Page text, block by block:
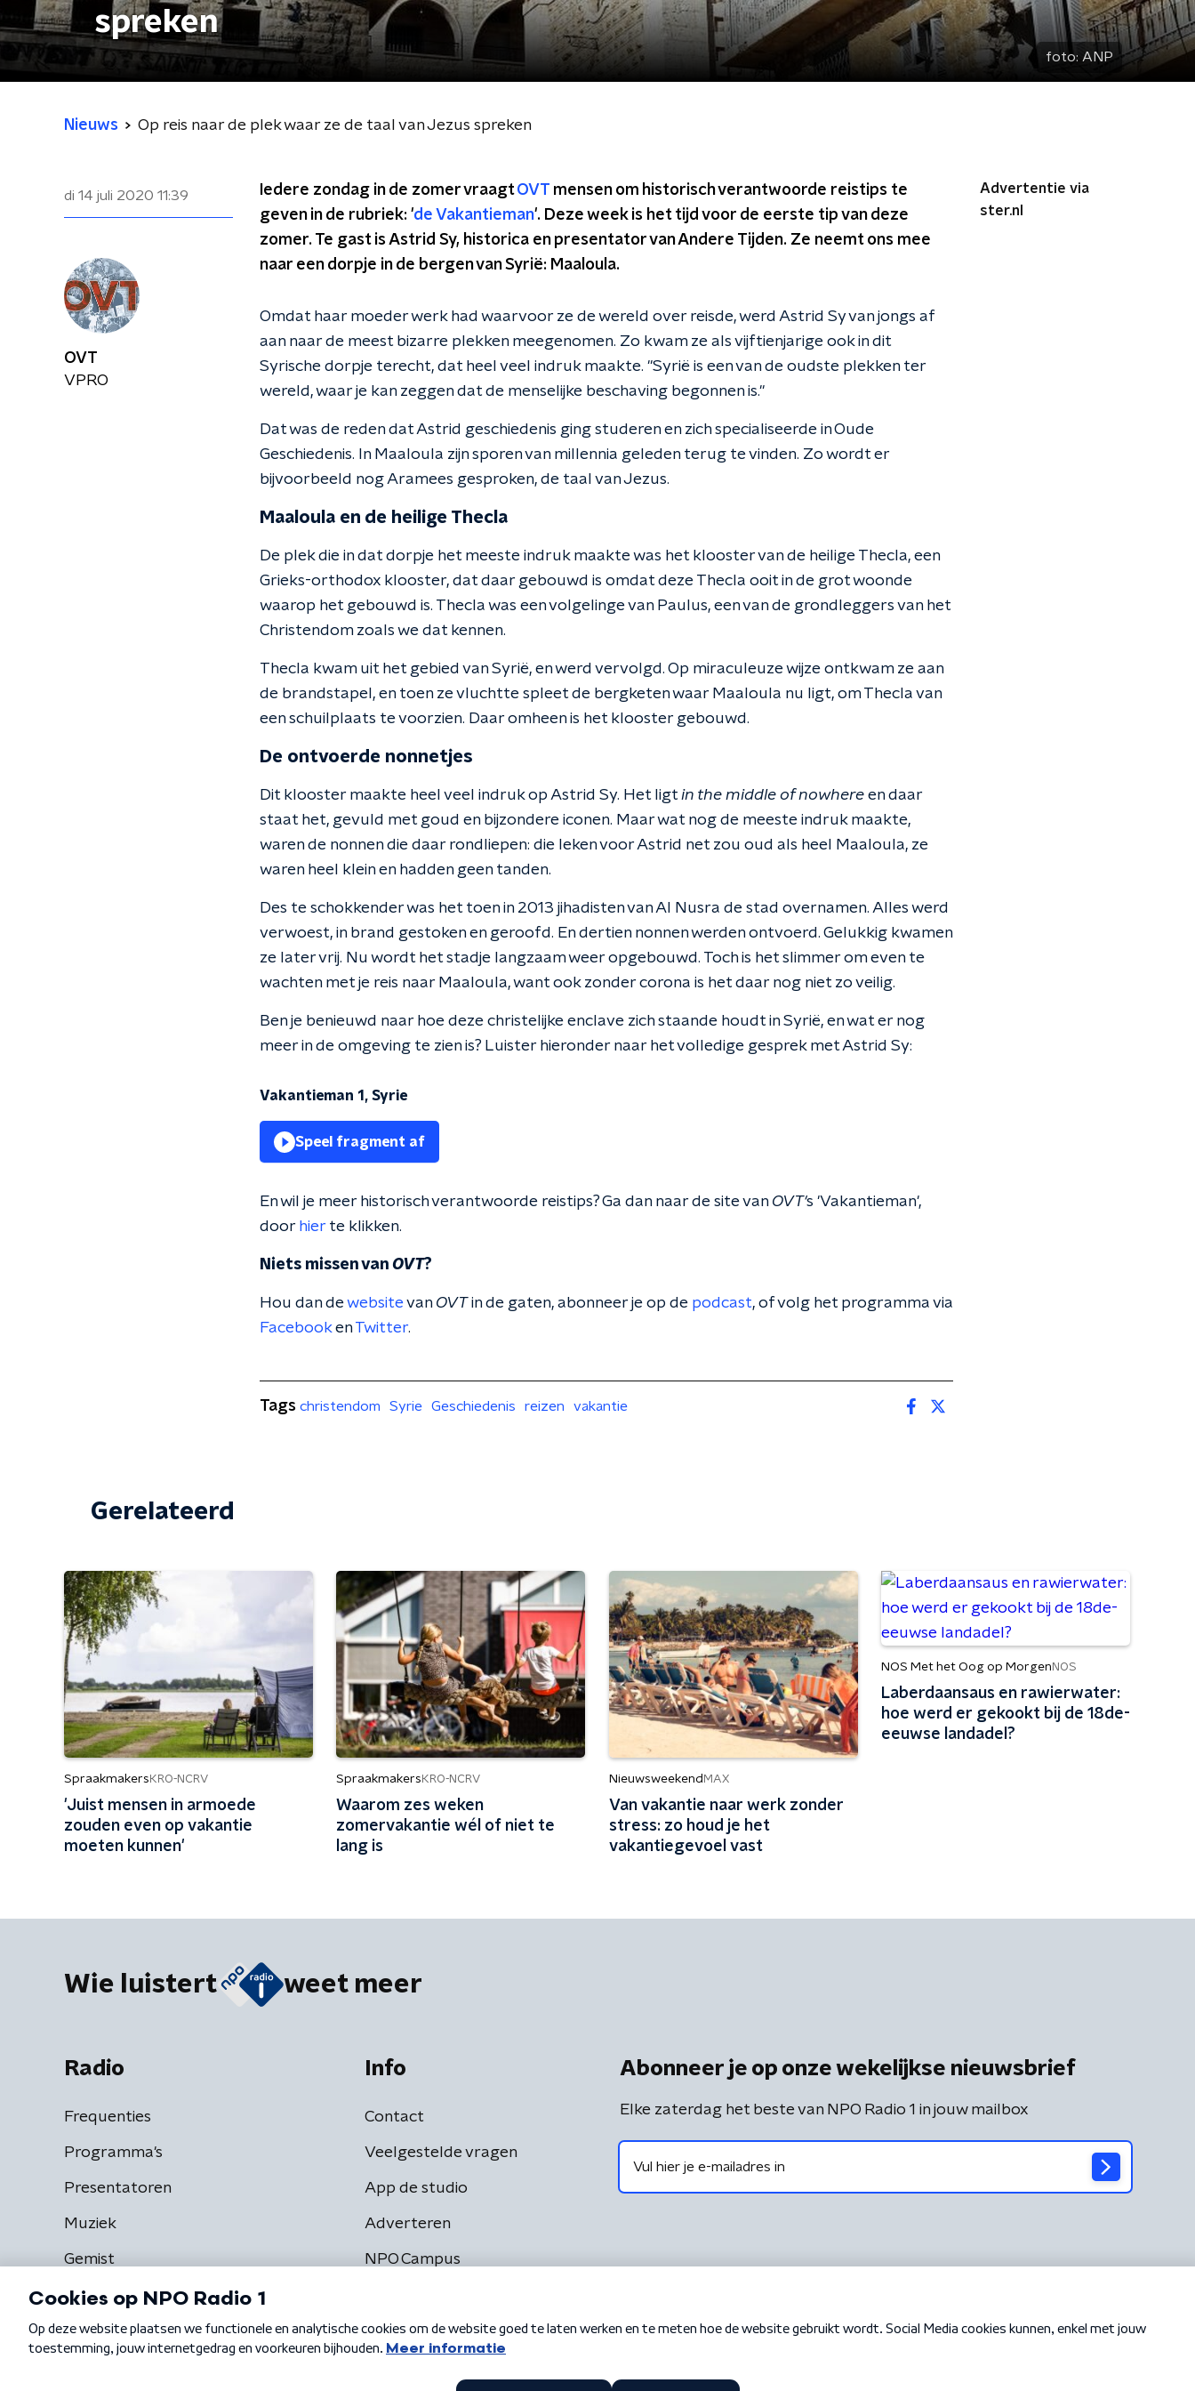
spreken
foto: ANP
Nieuws Op reis naar de plek waar ze de taal van Jezus spreken
di 14 juli 2020 11:39 Iedere zondag in de zomer vraagtOVT mensen om historisch verantwoorde reistips te
geven in de rubriek: 'de Vakantieman'. Deze week is het tijd voor de eerste tip van deze
zomer. Te gast is Astrid Sy, historica en presentator van Andere Tijden. Ze neemt ons mee
naar een dorpje in de bergen van Syrië: Maaloula.
Omdat haar moeder werk had waarvoor ze de wereld over reisde, werd Astrid Sy van jongs af
aan naar de meest bizarre plekken meegenomen. Zo kwam ze als vijftienjarige ook in dit
Syrische dorpje terecht, dat heel veel indruk maakte. "Syrië is een van de oudste plekken ter
wereld, waar je kan zeggen dat de menselijke beschaving begonnen is."
Dat was de reden dat Astrid geschiedenis ging studeren en zich specialiseerde in Oude
Geschiedenis. In Maaloula zijn sporen van millennia geleden terug te vinden. Zo wordt er
bijvoorbeeld nog Aramees gesproken, de taal van Jezus.
Maaloula en de heilige Thecla
De plek die in dat dorpje het meeste indruk maakte was het klooster van de heilige Thecla, een
Grieks-orthodox klooster, dat daar gebouwd is omdat deze Thecla ooit in de grot woonde
waarop het gebouwd is. Thecla was een volgelinge van Paulus, een van de grondleggers van het
Christendom zoals we dat kennen.
Thecla kwam uit het gebied van Syrië, en werd vervolgd. Op miraculeuze wijze ontkwam ze aan
de brandstapel, en toen ze vluchtte spleet de bergketen waar Maaloula nu ligt, om Thecla van
een schuilplaats te voorzien. Daar omheen is het klooster gebouwd.
De ontvoerde nonnetjes
Dit klooster maakte heel veel indruk op Astrid Sy. Het ligt in the middle of nowhere en daar
staat het, gevuld met goud en bijzondere iconen. Maar wat nog de meeste indruk maakte,
waren de nonnen die daar rondliepen: die leken voor Astrid net zou oud als heel Maaloula, ze
waren heel klein en hadden geen tanden.
Des te schokkender was het toen in 2013 jihadisten van Al Nusra de stad overnamen. Alles werd
verwoest, in brand gestoken en geroofd. En dertien nonnen werden ontvoerd. Gelukkig kwamen
ze later vrij. Nu wordt het stadje langzaam weer opgebouwd. Toch is het slimmer om even te
wachten met je reis naar Maaloula, want ook zonder corona is het daar nog niet zo veilig.
Ben je benieuwd naar hoe deze christelijke enclave zich staande houdt in Syrië, en wat er nog
meer in de omgeving te zien is? Luister hieronder naar het volledige gesprek met Astrid Sy:
Vakantieman 1, Syrie
Speel fragment af
En wil je meer historisch verantwoorde reistips? Ga dan naar de site van OVT's 'Vakantieman',
door hier te klikken.
Niets missen van OVT?
Hou dan dewebsitevan OVTin de gaten, abonneer je op de podcast, of volg het programma via
FacebookenTwitter.
Advertentie via
ster.nl
OVT
VPRO
Tags christendom Syrie Geschiedenis reizen vakantie
Gerelateerd
Spraakmakers KRO-NCRV
'Juist mensen in armoede
zouden even op vakantie
moeten kunnen'
Spraakmakers KRO-NCRV
Waarom zes weken
zomervakantie wél of niet te
lang is
Nieuwsweekend MAX
Van vakantie naar werk zonder
stress: zo houd je het
vakantiegevoel vast
NOS Met het Oog op Morgen NOS
Laberdaansaus en rawierwater:
hoe werd er gekookt bij de 18de-
eeuwse landadel?
Wie luistert weet meer
Radio
Frequenties
Programma's
Presentatoren
Muziek
Gemist
Info
Contact
Veelgestelde vragen
App de studio
Adverteren
NPO Campus
Abonneer je op onze wekelijkse nieuwsbrief
Elke zaterdag het beste van NPO Radio 1 in jouw mailbox
Algemene voorwaarden Privacybeleid